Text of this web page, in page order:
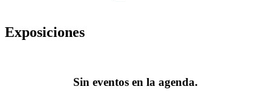
Exposiciones
Sin eventos en la agenda.